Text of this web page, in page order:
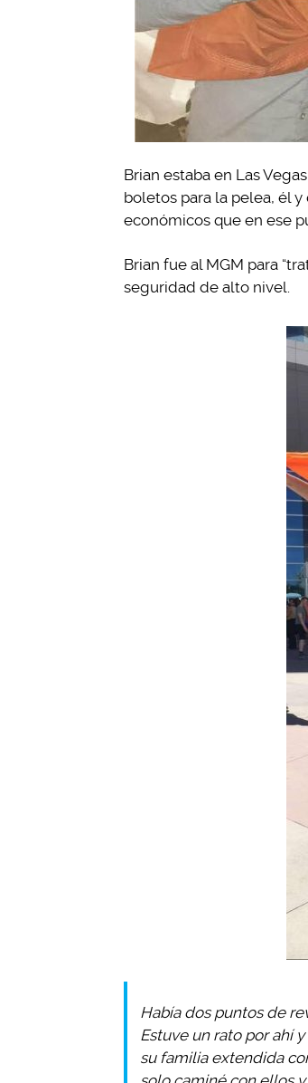
Brian estaba en Las
boletos para la pelea, él
económicos que en ese
Brian fue al MGM para
seguridad de alto nivel.
Había dos puntos de
Estuve un rato por ahí
su familia extendida